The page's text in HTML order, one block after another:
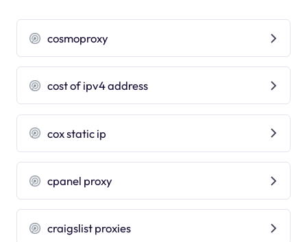
cosmoproxy
cost of ipv4 address
cox static ip
cpanel proxy
craigslist proxies